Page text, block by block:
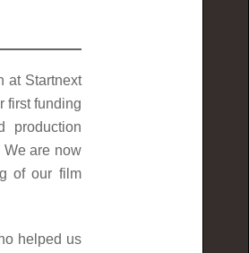
at Startnext
first funding
production
We are now
of our film
helped us